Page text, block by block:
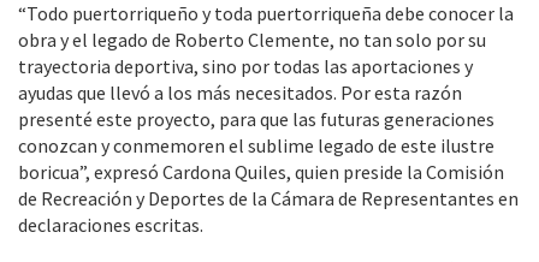
“Todo puertorriqueño y toda puertorriqueña debe conocer la
obra y el legado de Roberto Clemente, no tan solo por su
trayectoria deportiva, sino por todas las aportaciones y
ayudas que llevó a los más necesitados. Por esta razón
presenté este proyecto, para que las futuras generaciones
conozcan y conmemoren el sublime legado de este ilustre
boricua”, expresó Cardona Quiles, quien preside la Comisión
de Recreación y Deportes de la Cámara de Representantes en
declaraciones escritas.